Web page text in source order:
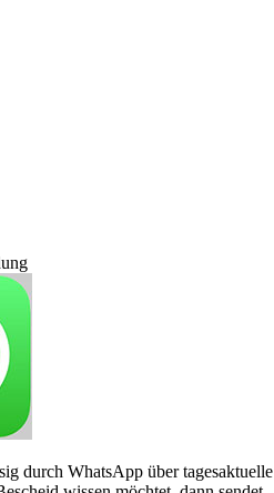
durch WhatsApp über tagesaktuelle